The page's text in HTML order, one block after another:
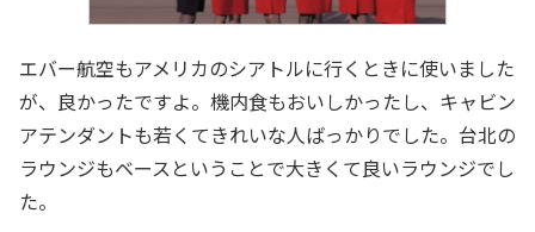
エバー航空もアメリカのシアトルに行くときに使いました
が、良かったですよ。機内食もおいしかったし、キャビン
アテンダントも若くてきれいな人ばっかりでした。台北の
ラウンジもベースということで大きくて良いラウンジでし
た。